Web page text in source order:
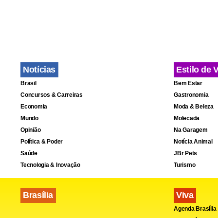
João Paulo
Segundo
Peçam a
profissões,
dos padres
próximos
Notícias
Brasil
Concursos & Carreiras
Economia
Mundo
Opinião
Política & Poder
Saúde
Tecnologia & Inovação
Brasília
Estilo de
Bem Estar
Gastronomia
Moda & Beleza
Molecada
Na Garagem
Notícia Animal
JBr Pets
Turismo
Viva
Agenda Brasília